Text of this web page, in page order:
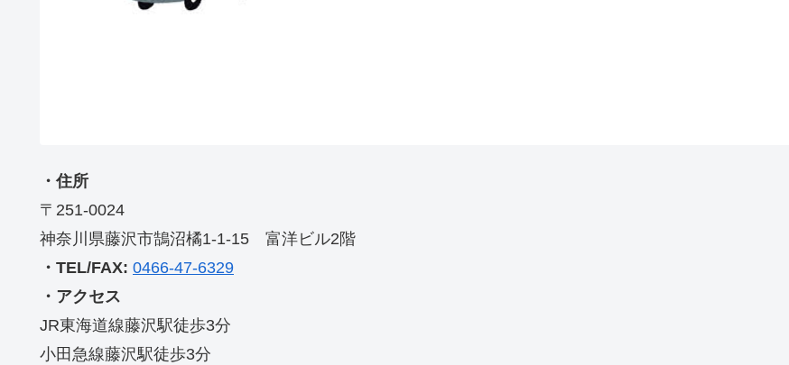
・住所
〒251-0024
神奈川県藤沢市鵠沼橘1-1-15 富洋ビル2階
・TEL/FAX: 0466-47-6329
・アクセス
JR東海道線藤沢駅徒歩3分
小田急線藤沢駅徒歩3分